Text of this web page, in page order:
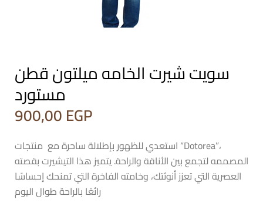
سويت شيرت الخامه ميلتون قطن
مستورد
900,00EGP
استعدي للظهور بإطلالة ساحرة مع منتجات “Dotorea”،
المصممه لتجمع بين الأناقة والراحة. يتميز هذا التيشيرت بقصته
العصرية التي تعزز أنوثتك، وخامته الفاخرة التي تمنحك إحساسًا
رائعًا بالراحة طوال اليوم